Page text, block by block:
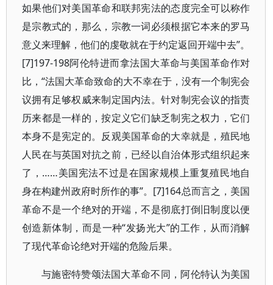
如果他们对美国革命和联邦宪法的态度完全可以称作
是宗教式的，那么，宗教一词必须根据它本来的罗马
意义来理解，他们的虔敬就在于约定返回开端中去”。
[7]197-198阿伦特进而拿法国大革命与美国革命作对
比，“法国大革命致命的大不幸在于，没有一个制宪会
议拥有足够权威来制定国内法。针对制宪会议的指责
历来都是一样的，按定义它们缺乏制宪之权力，它们
本身不是宪定的。反观美国革命的大幸就是，殖民地
人民在与英国对抗之前，已经以自治体形式组织起来
了，……美国宪法不过是在国家规模上重复殖民地自
身在构建州政府时所作的事”。[7]164总而言之，美国
革命不是一个绝对的开端，不是彻底打倒旧制度以便
创造新体制，而是一种“发扬光大”的工作，从而消解
了现代革命论绝对开端的危险后果。
与施密特赞颂法国大革命不同，阿伦特认为美国